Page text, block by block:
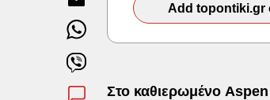
Add topontiki.gr
Στο καθιερωμένο